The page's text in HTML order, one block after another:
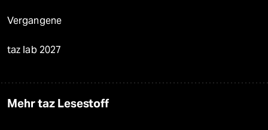
Vergangene
taz lab 2027
Mehr taz Lesestoff